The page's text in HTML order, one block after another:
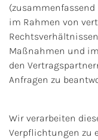
(zusammenfassend
im Rahmen von
Maßnahmen und
den
Anfragen zu
Wir verarbeiten
Verpflichtungen zu